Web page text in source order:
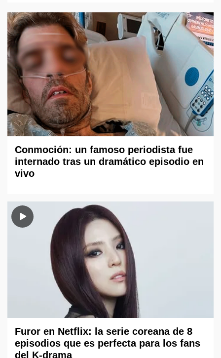
Conmoción: un famoso periodista fue
internado tras un dramático episodio en
vivo
Furor en Netflix: la serie coreana de 8
episodios que es perfecta para los fans
del K-drama